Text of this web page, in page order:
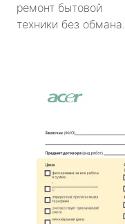
ремонт бытовой
техники без обмана.